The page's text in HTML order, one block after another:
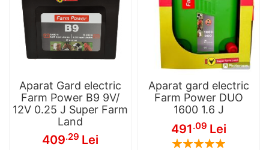
Aparat Gard electric
Farm Power B9 9V/
12V 0.25 J Super Farm
Land
409.29 Lei
Aparat gard electric
Farm Power DUO
1600 1.6 J
491.09 Lei
Rating: